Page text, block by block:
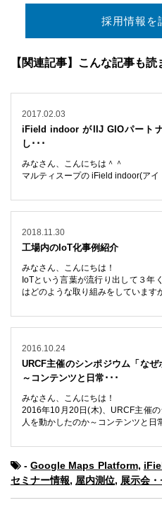
採用情報を
【関連記事】こんな記事も
2017.02.03
iField indoor がIIJ GIOパート
し･･･
みなさん、こんにちは＾＾
マルティスープの iField indoor(アイ
2018.11.30
工場内のIoT化事例紹介
みなさん、こんにちは！
IoTという言葉が流行り出して３年
はどのような取り組みをしていま
2016.10.24
URCF主催のシンポジウム「な
～コンテンツと日常･･･
みなさん、こんにちは！
2016年10月20日(木)、URCF主催
人を動かしたのか～コンテンツと日
-Google Maps Platform,
セミナー情報, 屋内測位, 展示会